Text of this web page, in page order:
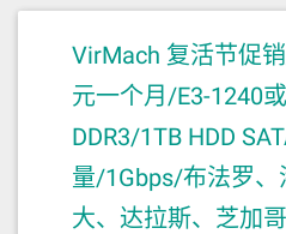
VirMach 复活节促
元一个月/E3-1240
DDR3/1TB HDD
量/1Gbps/布法罗、
大、达拉斯、芝加